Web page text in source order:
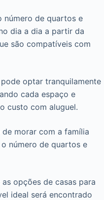
número de quartos e
dia a dia a partir da
são compatíveis com
optar tranquilamente
cada espaço e
custo com aluguel.
morar com a família
número de quartos e
opções de casas para
ideal será encontrado